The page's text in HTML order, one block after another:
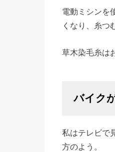
電動ミシンを
くなり、糸つ
草木染毛糸は
バイク
私はテレビで
方のよう。